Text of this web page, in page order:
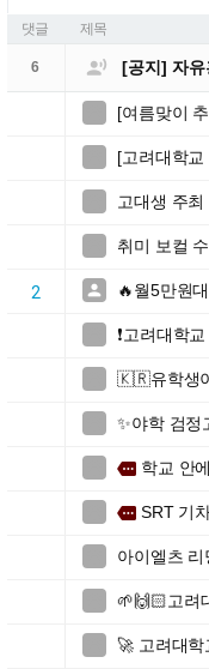
댓글 제목
6  [공지] 자유
[여름맞이
[고려대학
고대생 주
취미 보컬
2  🔥월5만원
❗️고려대학
🇰🇷유학생
✨야학 검정
more 학교 안
more SRT 기
아이엘츠 리
🌱🙌🏻고려
🚀 고려대학